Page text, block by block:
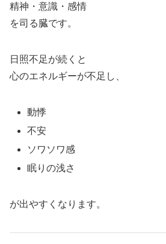
精神・意識・感情
を司る臓です。
日照不足が続くと
心のエネルギーが不足し、
動悸
不安
ソワソワ感
眠りの浅さ
が出やすくなります。